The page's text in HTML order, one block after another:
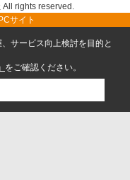
rights reserved.
サイト
サービス向上検討を目的と
をご確認ください。